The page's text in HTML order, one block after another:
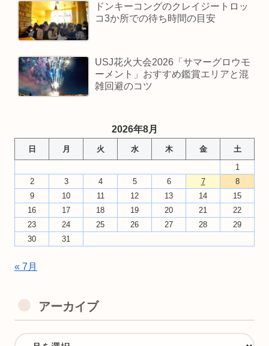
ドンキーコングのクレイジートロッ
コ3か所での待ち時間の目安
USJ花火大会2026「サマーグロウモ
ーメント」おすすめ鑑賞エリアと混
雑回避のコツ
2026年8月
日 月 火 水 木 金
土
1
2
3 4 5 6 7
8
9
10 11 12 13 14
15
16
17 18 19 20 21
22
23
24 25 26 27 28
29
30
31
« 7月
アーカイブ